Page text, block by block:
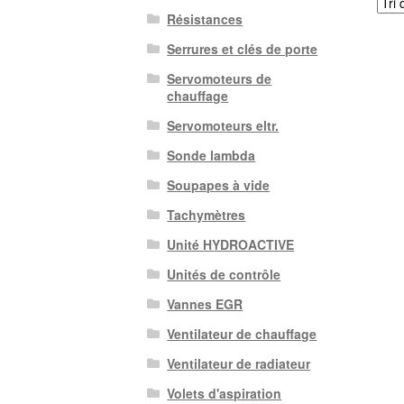
Résistances
Serrures et clés de porte
Servomoteurs de
chauffage
Servomoteurs eltr.
Sonde lambda
Soupapes à vide
Tachymètres
Unité HYDROACTIVE
Unités de contrôle
Vannes EGR
Ventilateur de chauffage
Ventilateur de radiateur
Volets d'aspiration